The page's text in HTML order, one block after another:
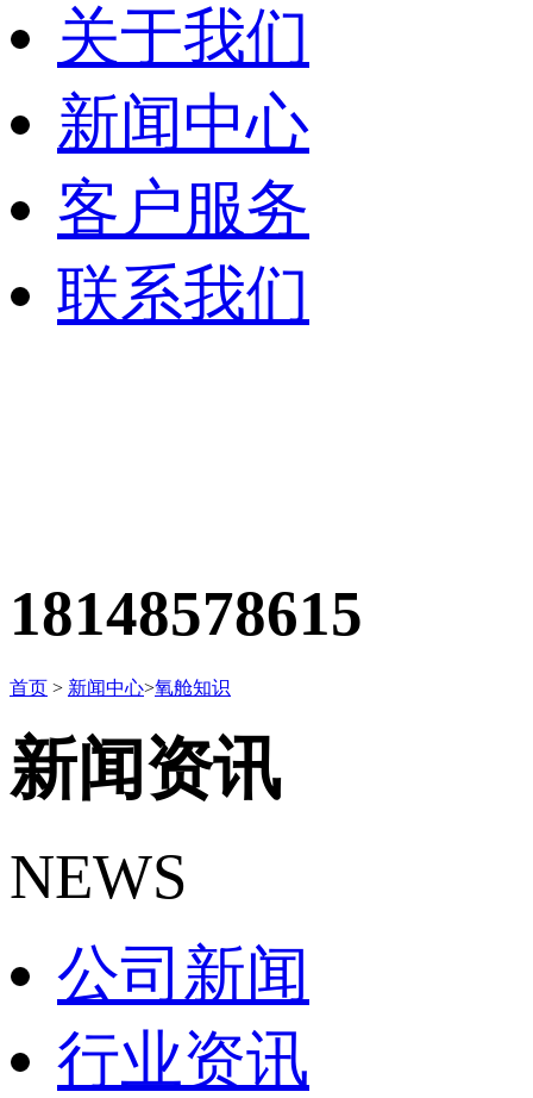
关于我们
新闻中心
客户服务
联系我们
18148578615
首页 > 新闻中心>氧舱知识
新闻资讯
NEWS
公司新闻
行业资讯